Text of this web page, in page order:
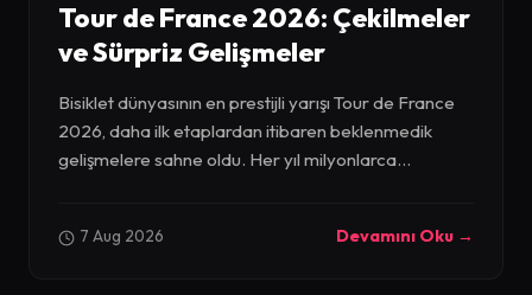
Tour de France 2026: Çekilmeler
ve Sürpriz Gelişmeler
Bisiklet dünyasının en prestijli yarışı Tour de France
2026, daha ilk etaplardan itibaren beklenmedik
gelişmelere sahne oldu. Her yıl milyonlarca...
7 Aug 2026 Devamını Oku →